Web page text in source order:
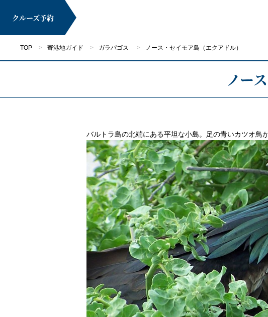
マイページ
クルーズ検索
船内へようこそ
クルーズ予約
TOP 寄港地ガイド ガラパゴス ノース・セイモア島（エクアドル）
ノー
バルトラ島の北端にある平坦な小島。足の青いカツオ鳥